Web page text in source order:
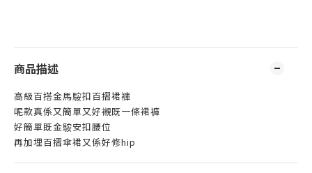
商品描述
高級百搭金馬𩣑扣百摺裙褲
呢款真係又簡單又好襯既一條裙褲
好簡單既金𩣑安扣腰位
再加埋百摺傘裙又係好修hip